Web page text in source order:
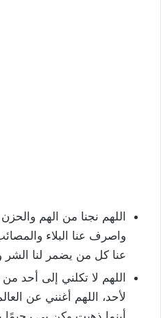
اللهم نجنا من الهم
واصرف عنا البلاء
عنا كل من يضمر لنا الشر
اللهم لا تكلني إلى أحد
لأحد، اللهم أغنني عن